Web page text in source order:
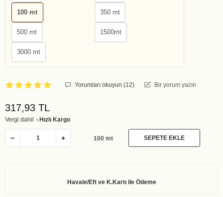
100 mt 350 mt
500 mt 1500mt
3000 mt
Yorumları okuyun (12) Bir yorum yazın
317,93 TL
Vergi dahil Hızlı Kargo
100 mt SEPETE EKLE